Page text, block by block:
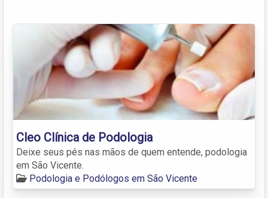
Cleo Clínica de Podologia
Deixe seus pés nas mãos de quem entende, podologia
em São Vicente.
Podologia e Podólogos em São Vicente